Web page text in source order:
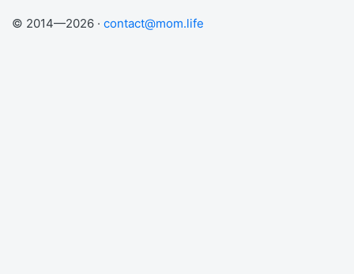
© 2014—2026 · contact@mom.life